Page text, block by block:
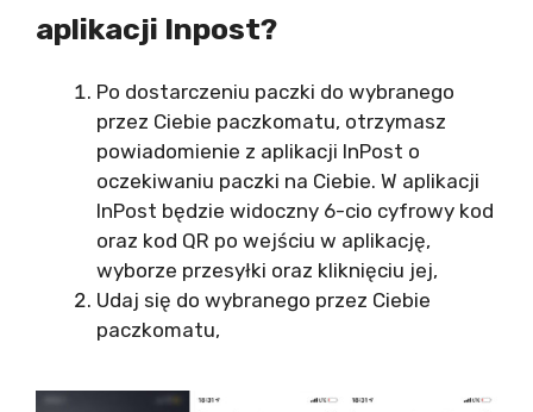
aplikacji Inpost?
Po dostarczeniu paczki do wybranego
przez Ciebie paczkomatu, otrzymasz
powiadomienie z aplikacji InPost o
oczekiwaniu paczki na Ciebie. W aplikacji
InPost będzie widoczny 6-cio cyfrowy kod
oraz kod QR po wejściu w aplikację,
wyborze przesyłki oraz kliknięciu jej,
Udaj się do wybranego przez Ciebie
paczkomatu,